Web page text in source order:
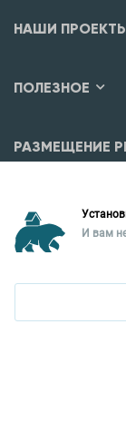
НАШИ
ПОЛЕЗНОЕ
РАЗМЕЩЕНИЕ
Уральская
620026,
КОНТАКТЫ УПН
И вам